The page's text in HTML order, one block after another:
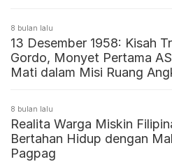
8 bulan lalu
13 Desember 1958: Kisah
Gordo, Monyet Pertama
Mati dalam Misi Ruang
8 bulan lalu
Realita Warga Miskin
Bertahan Hidup dengan
Pagpag